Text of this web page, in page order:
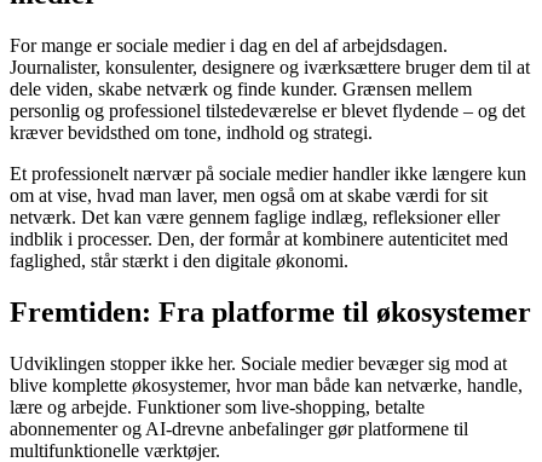
For mange er sociale medier i dag en del af arbejdsdagen.
Journalister, konsulenter, designere og iværksættere bruger dem til at
dele viden, skabe netværk og finde kunder. Grænsen mellem
personlig og professionel tilstedeværelse er blevet flydende – og det
kræver bevidsthed om tone, indhold og strategi.
Et professionelt nærvær på sociale medier handler ikke længere kun
om at vise, hvad man laver, men også om at skabe værdi for sit
netværk. Det kan være gennem faglige indlæg, refleksioner eller
indblik i processer. Den, der formår at kombinere autenticitet med
faglighed, står stærkt i den digitale økonomi.
Fremtiden: Fra platforme til økosystemer
Udviklingen stopper ikke her. Sociale medier bevæger sig mod at
blive komplette økosystemer, hvor man både kan netværke, handle,
lære og arbejde. Funktioner som live-shopping, betalte
abonnementer og AI-drevne anbefalinger gør platformene til
multifunktionelle værktøjer.